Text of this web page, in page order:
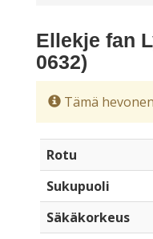
Ellekje fan
0632)
Tämä
Rotu
Sukupuoli
Säkäkorkeus